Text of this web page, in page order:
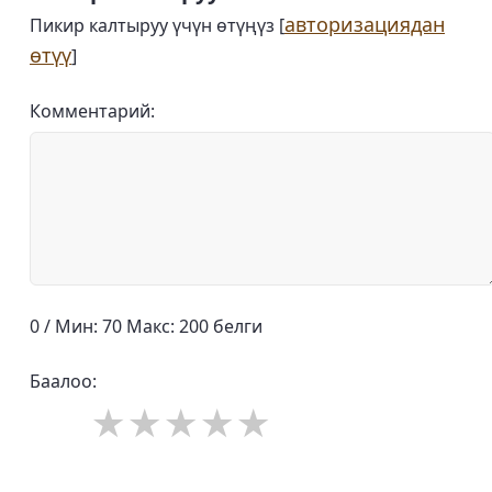
Пикир калтыруу үчүн өтүңүз [авторизациядан
өтүү]
Комментарий:
0 / Мин: 70 Макс: 200 белги
Баалоо: